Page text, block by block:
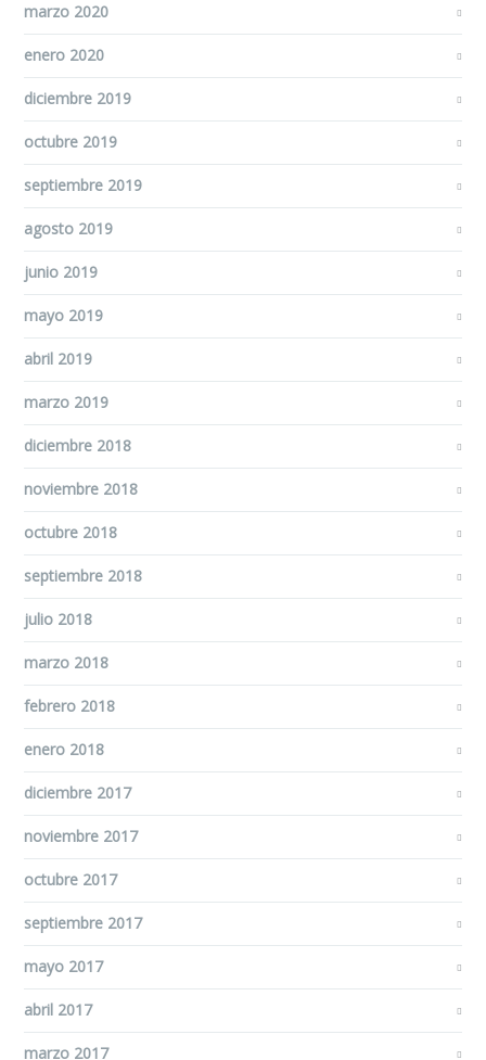
marzo 2020
enero 2020
diciembre 2019
octubre 2019
septiembre 2019
agosto 2019
junio 2019
mayo 2019
abril 2019
marzo 2019
diciembre 2018
noviembre 2018
octubre 2018
septiembre 2018
julio 2018
marzo 2018
febrero 2018
enero 2018
diciembre 2017
noviembre 2017
octubre 2017
septiembre 2017
mayo 2017
abril 2017
marzo 2017